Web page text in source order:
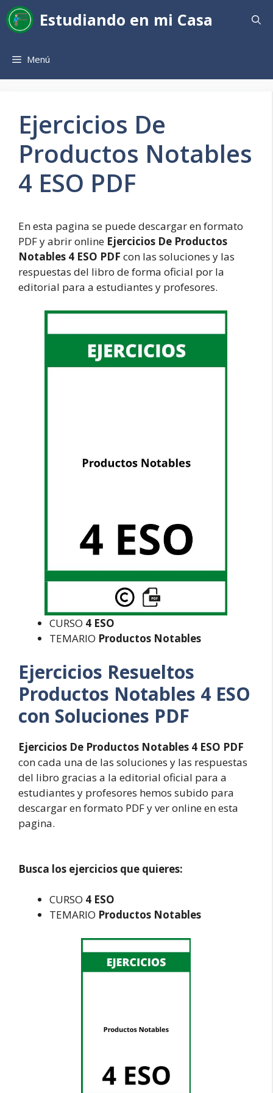
Saltar
al
contenido
Estudiando en mi Casa
Menú
Ejercicios De
Productos Notables
4 ESO PDF
En esta pagina se puede descargar en formato
PDF y abrir online Ejercicios De Productos
Notables 4 ESO PDF con las soluciones y las
respuestas del libro de forma oficial por la
editorial para a estudiantes y profesores.
CURSO 4 ESO
TEMARIO Productos Notables
Ejercicios Resueltos
Productos Notables 4 ESO
con Soluciones PDF
Ejercicios De Productos Notables 4 ESO PDF
con cada una de las soluciones y las respuestas
del libro gracias a la editorial oficial para a
estudiantes y profesores hemos subido para
descargar en formato PDF y ver online en esta
pagina.
Busca los ejercicios que quieres:
CURSO 4 ESO
TEMARIO Productos Notables